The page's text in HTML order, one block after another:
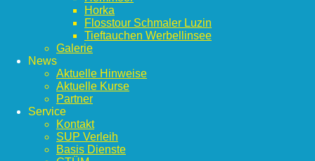
Horka
Flosstour Schmaler Luzin
Tieftauchen Werbellinsee
Galerie
News
Aktuelle Hinweise
Aktuelle Kurse
Partner
Service
Kontakt
SUP Verleih
Basis Dienste